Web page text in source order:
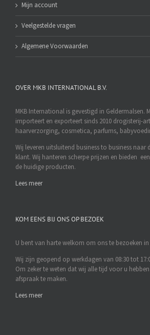
Mijn account
Veelgestelde vragen
Algemene Voorwaarden
OVER MKB INTERNATIONAL B.V.
MKB International is gevestigd in Geldermalsen.
importeert en exporteert sinds 2010 drogisterij-
haarverzorging, cosmetica, parfums,
Wij leveren uitsluitend business to business naar
klant. Wij hanteren scherpe prijzen en bieden
de huidige producten.
Lees meer
KOM EENS BIJ ONS OP BEZOEK
U bent van harte welkom om ons te bezoeken in
Wij zijn geopend op werkdagen van 08:30 tot
Om zeker te weten dat wij alle tijd voor u
afspraak te maken.
Lees meer